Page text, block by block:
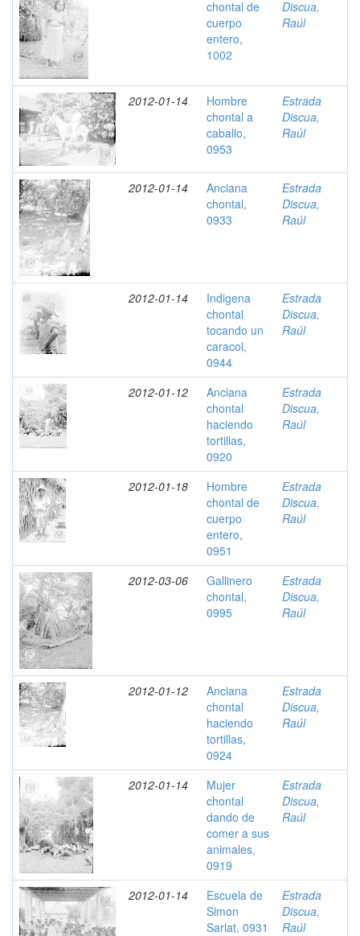
chontal de
cuerpo
entero,
1002
Discua,
Raúl
2012-01-14
Hombre
chontal a
caballo,
0953
Estrada
Discua,
Raúl
2012-01-14
Anciana
chontal,
0933
Estrada
Discua,
Raúl
2012-01-14
Indigena
chontal
tocando un
caracol,
0944
Estrada
Discua,
Raúl
2012-01-12
Anciana
chontal
haciendo
tortillas,
0920
Estrada
Discua,
Raúl
2012-01-18
Hombre
chontal de
cuerpo
entero,
0951
Estrada
Discua,
Raúl
2012-03-06
Gallinero
chontal,
0995
Estrada
Discua,
Raúl
2012-01-12
Anciana
chontal
haciendo
tortillas,
0924
Estrada
Discua,
Raúl
2012-01-14
Mujer
chontal
dando de
comer a sus
animales,
0919
Estrada
Discua,
Raúl
2012-01-14
Escuela de
Simon
Sarlat, 0931
Estrada
Discua,
Raúl